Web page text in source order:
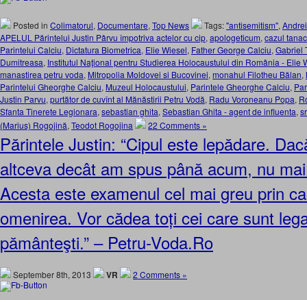
Posted in Colimatorul, Documentare, Top News Tags:"antisemitism",
APELUL Părintelui Justin Pârvu împotriva actelor cu cip, apologeticum, cazul
Parintelui Calciu, Dictatura Biometrica, Elie Wiesel, Father George Calciu, Gabriel
Dumitreasa, Institutul Naţional pentru Studierea Holocaustului din România - Elie
manastirea petru voda, Mitropolia Moldovei si Bucovinei, monahul Filotheu Bălan,
Parintelui Gheorghe Calciu, Muzeul Holocaustului, Parintele Gheorghe Calciu,
Justin Parvu, purtător de cuvînt al Mănăstirii Petru Vodă, Radu Voroneanu Popa,
Sfanta Tinerete Legionara, sebastian ghita, Sebastian Ghita - agent de influenta,
(Marius) Rogojină, Teodot Rogojina 22 Comments »
Părintele Justin: “Cipul este lepădare.
altceva decât am spus până acum, nu
Acesta este examenul cel mai greu prin
omenirea. Vor cădea toți cei care sunt
pământeşti.” – Petru-Voda.Ro
September 8th, 2013 VR 2 Comments »